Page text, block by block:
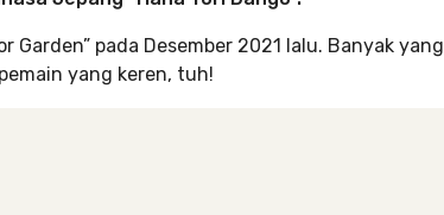
pada Desember 2021 lalu. Banyak yang
yang keren, tuh!